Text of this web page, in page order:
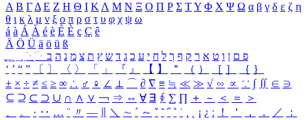
Α Β ΓΔ Ε Ζ Η Θ Ι ΚΛ Μ Ν Ξ Ο Π Ρ Σ ΤΥ Φ Χ Ψ Ω α β γ δ ε ζ η
θ ι κ λ μ ν ξ ο π ρ σ τ υ φ χ ψ ω
á à Á À é è É È ç Ç ê
Ä Ö Ü ä ö ü ß
ִֶֹ ֻּ ׁׂ פ ם ן ו ט א ר ק ף ך ל ח י ע כ ג ד ש ץ ת צ מ נ ה ב
‘ ’ “ ” 〔 〕 〈 〉 「 」 『 』 【 】 ＂ （ ） ［ ］ ｛ ｝
± × ÷ ≠ ≤ ≥ ∞ ∴ ♂ ♀ ∠ ⊥ ⌒ ∂ ∇ ≡ ≒ ≪ ≫ √ ∽ ∝ ∵ ∫ ∬ ∈ ∋
⊆ ⊇ ⊂ ⊃ ∪ ∩ ∧ ∨ ￢ ⇒ ⇔ ∀ ∃ ∮ ∑ ∏ ＋ － ＜ ＝
＞
、
。 · ‥ … ¨ 〃 ― ＼ ∼ ´ ～ ˇ ˘ ˝ ˚ ˙ ¸ ¡ ¿ ː ！ ＇ ， ． ／
：